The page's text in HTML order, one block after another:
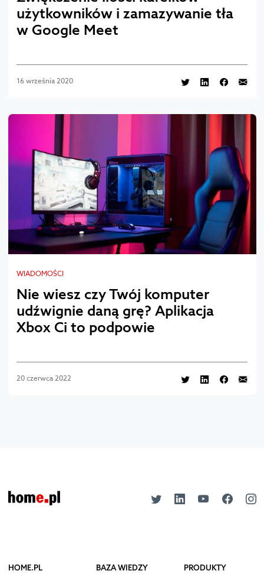
użytkowników i zamazywanie tła
w Google Meet
16 września 2020
WIADOMOŚCI
Nie wiesz czy Twój komputer
udźwignie daną grę? Aplikacja
Xbox Ci to podpowie
20 czerwca 2022
HOME.PL BAZA WIEDZY PRODUKTY